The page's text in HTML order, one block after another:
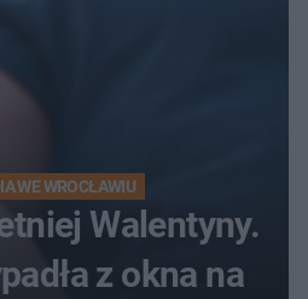
WE WROCŁAWIU
Walentyny.
z okna na